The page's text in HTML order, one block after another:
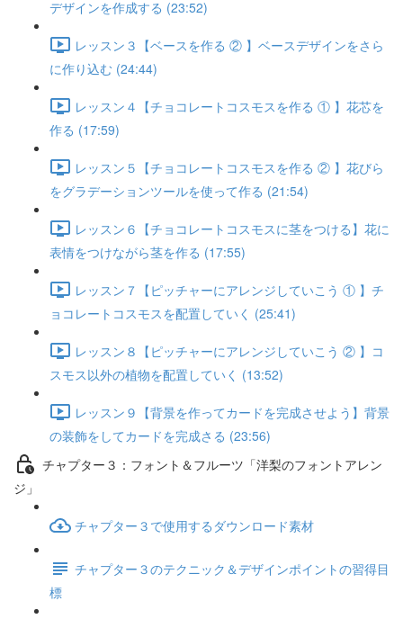
デザインを作成する (23:52)
レッスン３【ベースを作る ② 】ベースデザインをさら
に作り込む (24:44)
レッスン４【チョコレートコスモスを作る ① 】花芯を
作る (17:59)
レッスン５【チョコレートコスモスを作る ② 】花びら
をグラデーションツールを使って作る (21:54)
レッスン６【チョコレートコスモスに茎をつける】花に
表情をつけながら茎を作る (17:55)
レッスン７【ピッチャーにアレンジしていこう ① 】チ
ョコレートコスモスを配置していく (25:41)
レッスン８【ピッチャーにアレンジしていこう ② 】コ
スモス以外の植物を配置していく (13:52)
レッスン９【背景を作ってカードを完成させよう】背景
の装飾をしてカードを完成さる (23:56)
チャプター３：フォント＆フルーツ「洋梨のフォントアレン
ジ」
チャプター３で使用するダウンロード素材
チャプター３のテクニック＆デザインポイントの習得目
標